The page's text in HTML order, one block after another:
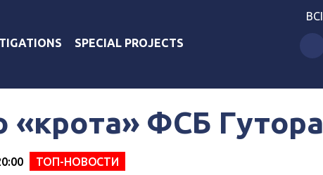
SPECIAL PROJECTS
BCI
«крота» ФСБ Гутора
ТОП-НОВОСТИ